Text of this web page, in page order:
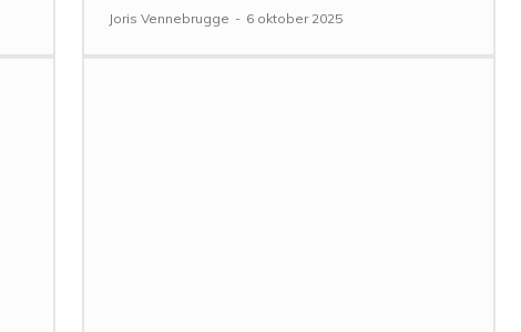
Joris Vennebrugge - 6 oktober 2025